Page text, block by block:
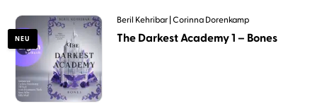
NEU
Beril Kehribar Corinna Dorenkamp
The Darkest Academy 1 – Bones